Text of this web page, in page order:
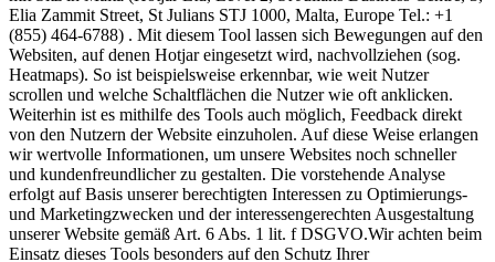
Elia Zammit Street, St Julians STJ 1000, Malta, Europe Tel.: +1
(855) 464-6788) . Mit diesem Tool lassen sich Bewegungen auf den
Websiten, auf denen Hotjar eingesetzt wird, nachvollziehen (sog.
Heatmaps). So ist beispielsweise erkennbar, wie weit Nutzer
scrollen und welche Schaltflächen die Nutzer wie oft anklicken.
Weiterhin ist es mithilfe des Tools auch möglich, Feedback direkt
von den Nutzern der Website einzuholen. Auf diese Weise erlangen
wir wertvolle Informationen, um unsere Websites noch schneller
und kundenfreundlicher zu gestalten. Die vorstehende Analyse
erfolgt auf Basis unserer berechtigten Interessen zu Optimierungs-
und Marketingzwecken und der interessengerechten Ausgestaltung
unserer Website gemäß Art. 6 Abs. 1 lit. f DSGVO.Wir achten beim
Einsatz dieses Tools besonders auf den Schutz Ihrer